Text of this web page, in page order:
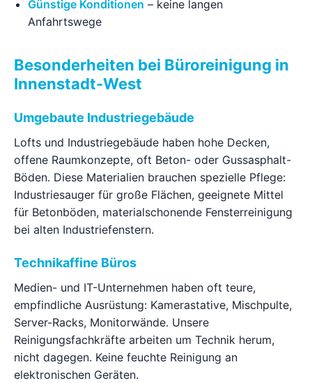
Günstige Konditionen – keine langen
Anfahrtswege
Besonderheiten bei Büroreinigung in
Innenstadt-West
Umgebaute Industriegebäude
Lofts und Industriegebäude haben hohe Decken,
offene Raumkonzepte, oft Beton- oder Gussasphalt-
Böden. Diese Materialien brauchen spezielle Pflege:
Industriesauger für große Flächen, geeignete Mittel
für Betonböden, materialschonende Fensterreinigung
bei alten Industriefenstern.
Technikaffine Büros
Medien- und IT-Unternehmen haben oft teure,
empfindliche Ausrüstung: Kamerastative, Mischpulte,
Server-Racks, Monitorwände. Unsere
Reinigungsfachkräfte arbeiten um Technik herum,
nicht dagegen. Keine feuchte Reinigung an
elektronischen Geräten.